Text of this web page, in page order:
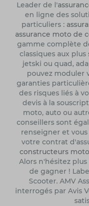
Leader de l'
en ligne des
particuliers :
assurance moto de
gamme complète
classiques aux
jetski ou quad,
pouvez moduler
garanties
des risques liés à
devis à la
moto, auto ou
conseillers sont
renseigner et
votre contrat
constructeurs moto
Alors n'hésitez
de gagner !
Scooter. AMV
interrogés par Avis